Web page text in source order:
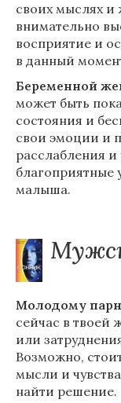
своих мыслях и
внимательно
восприятие и
в данный
Беременной
может быть
состояния и
свои эмоции и
расслабления и
благоприятные
малыша.
Молодому
сейчас в твоей
или
Возможно,
мысли и
найти решение.